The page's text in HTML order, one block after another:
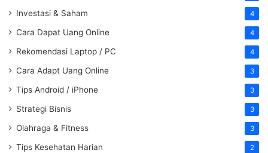
Investasi & Saham 4
Cara Dapat Uang Online 4
Rekomendasi Laptop / PC 4
Cara Adapt Uang Online 3
Tips Android / iPhone 3
Strategi Bisnis 3
Olahraga & Fitness 3
Tips Kesehatan Harian 2